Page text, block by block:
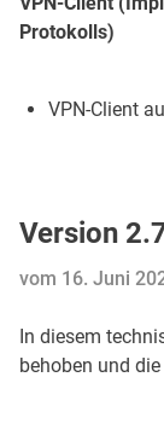
Protokolls)
VPN-Client
Version
vom 16. Juni
In diesem
behoben und